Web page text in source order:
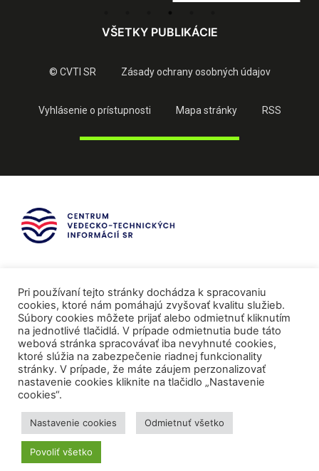
VŠETKY PUBLIKÁCIE
© CVTI SR Zásady ochrany osobných údajov
Vyhlásenie o prístupnosti Mapa stránky RSS
Mediálni partneri
Pri používaní tejto stránky dochádza k spracovaniu
cookies, ktoré nám pomáhajú zvyšovať kvalitu služieb.
Súbory cookies môžete prijať alebo odmietnuť kliknutím
na jednotlivé tlačidlá. V prípade odmietnutia bude táto
webová stránka spracovávať iba nevyhnuté cookies,
ktoré slúžia na zabezpečenie riadnej funkcionality
stránky. V prípade, že máte záujem perzonalizovať
nastavenie cookies kliknite na tlačidlo „Nastavenie
cookies“.
Nastavenie cookies Odmietnuť všetko
Povoliť všetko